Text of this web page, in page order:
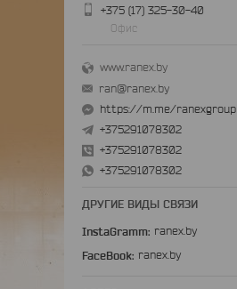
+375 (17) 325-30-40
Офис
www.ranex.by
ran@ranex.by
https://m.me/ranexgroup
+375291078302
+375291078302
+375291078302
ДРУГИЕ ВИДЫ СВЯЗИ
InstaGramm ranex.by
FaceBook ranex.by